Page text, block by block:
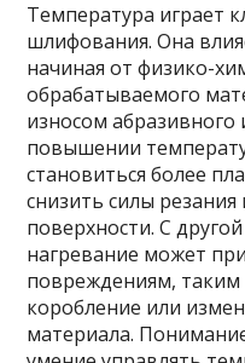
Температура играет
шлифования. Она
начиная от физико-
обрабатываемого
износом абразивного
повышении
становиться более
снизить силы
поверхности. С
нагревание может
повреждениям,
коробление или
материала.